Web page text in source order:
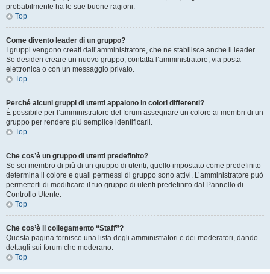
probabilmente ha le sue buone ragioni.
Top
Come divento leader di un gruppo?
I gruppi vengono creati dall’amministratore, che ne stabilisce anche il leader.
Se desideri creare un nuovo gruppo, contatta l’amministratore, via posta
elettronica o con un messaggio privato.
Top
Perché alcuni gruppi di utenti appaiono in colori differenti?
È possibile per l’amministratore del forum assegnare un colore ai membri di un
gruppo per rendere più semplice identificarli.
Top
Che cos’è un gruppo di utenti predefinito?
Se sei membro di più di un gruppo di utenti, quello impostato come predefinito
determina il colore e quali permessi di gruppo sono attivi. L’amministratore può
permetterti di modificare il tuo gruppo di utenti predefinito dal Pannello di
Controllo Utente.
Top
Che cos’è il collegamento “Staff”?
Questa pagina fornisce una lista degli amministratori e dei moderatori, dando
dettagli sui forum che moderano.
Top